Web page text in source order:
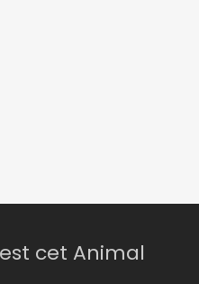
cet Animal